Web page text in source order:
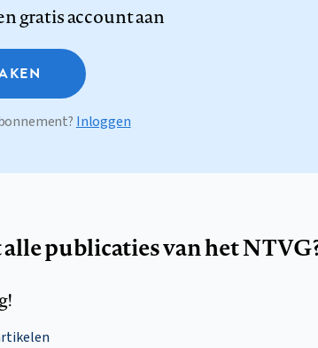
gratis account aan
Inloggen
publicaties van het